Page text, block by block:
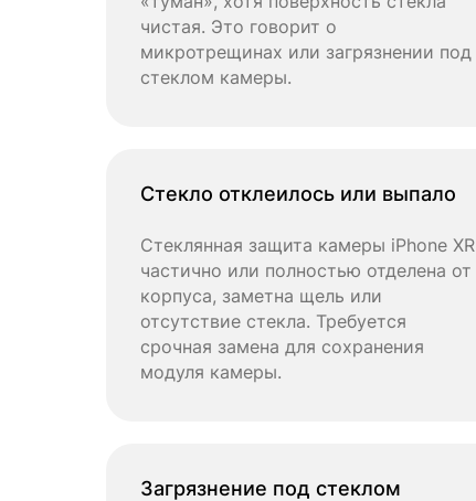
чистая. Это говорит о
микротрещинах или загрязнении под
стеклом камеры.
Стекло отклеилось или выпало
Стеклянная защита камеры iPhone XR
частично или полностью отделена от
корпуса, заметна щель или
отсутствие стекла. Требуется
срочная замена для сохранения
модуля камеры.
Загрязнение под стеклом